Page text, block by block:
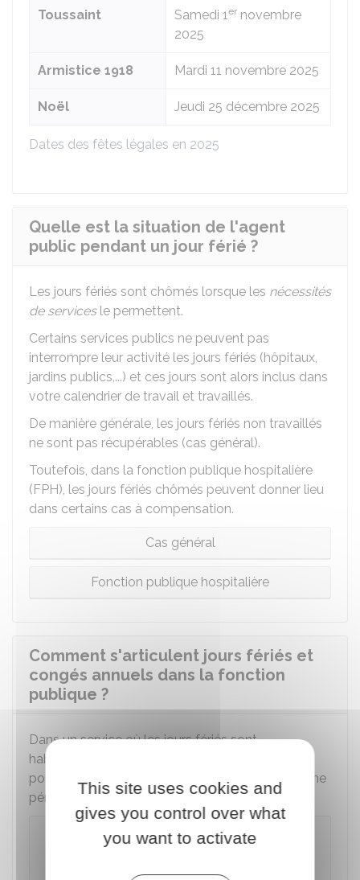
Dates des fêtes légales en 2025
Toussaint Samedi 1er novembre
2025
Armistice 1918 Mardi 11 novembre 2025
Noël Jeudi 25 décembre 2025
Quelle est la situation de l'agent
public pendant un jour férié ?
Les jours fériés sont chômés lorsque les nécessités
de servicesle permettent.
Certains services publics ne peuvent pas
interrompre leur activité les jours fériés (hôpitaux,
jardins publics,...) et ces jours sont alors inclus dans
votre calendrier de travail et travaillés.
De manière générale, les jours fériés non travaillés
ne sont pas récupérables (cas général).
Toutefois, dans la fonction publique hospitalière
(FPH), les jours fériés chômés peuvent donner lieu
dans certains cas à compensation.
Cas général
Fonction publique hospitalière
Comment s'articulent jours fériés et
congés annuels dans la fonction
publique ?
Dans un service où les jours fériés sont
habituellement non travaillés, vous n'avez pas à
poser un jour de congé le jour férié inclus dans une
période de congé annuel.
Exemple
This site uses cookies and
gives you control over what
you want to activate